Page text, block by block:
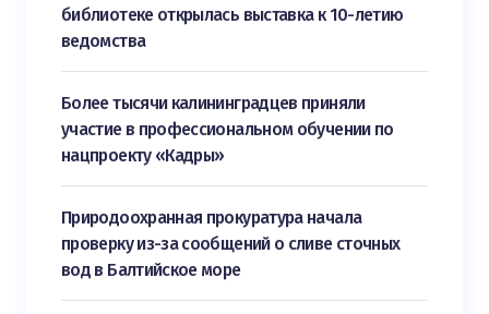
библиотеке открылась выставка к 10-летию
ведомства
Более тысячи калининградцев приняли
участие в профессиональном обучении по
нацпроекту «Кадры»
Природоохранная прокуратура начала
проверку из-за сообщений о сливе сточных
вод в Балтийское море